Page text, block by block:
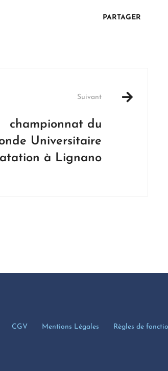
PARTAGER
Suivant
championnat du
Universitaire
à Lignano
CGV Mentions Légales Règles de